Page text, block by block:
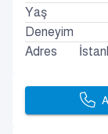
Yaş
Deneyim
Adres